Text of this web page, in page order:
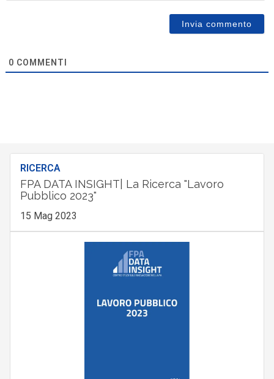
0 COMMENTI
RICERCA
FPA DATA INSIGHT| La Ricerca "Lavoro
Pubblico 2023"
15 Mag 2023